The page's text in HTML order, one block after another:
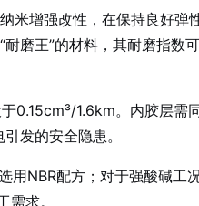
米增强改性，在保持良好弹
磨王”的材料，其耐磨指数
0.15cm³/1.6km。内胶层需
发的安全隐患。
用NBR配方；对于强酸碱工
求。